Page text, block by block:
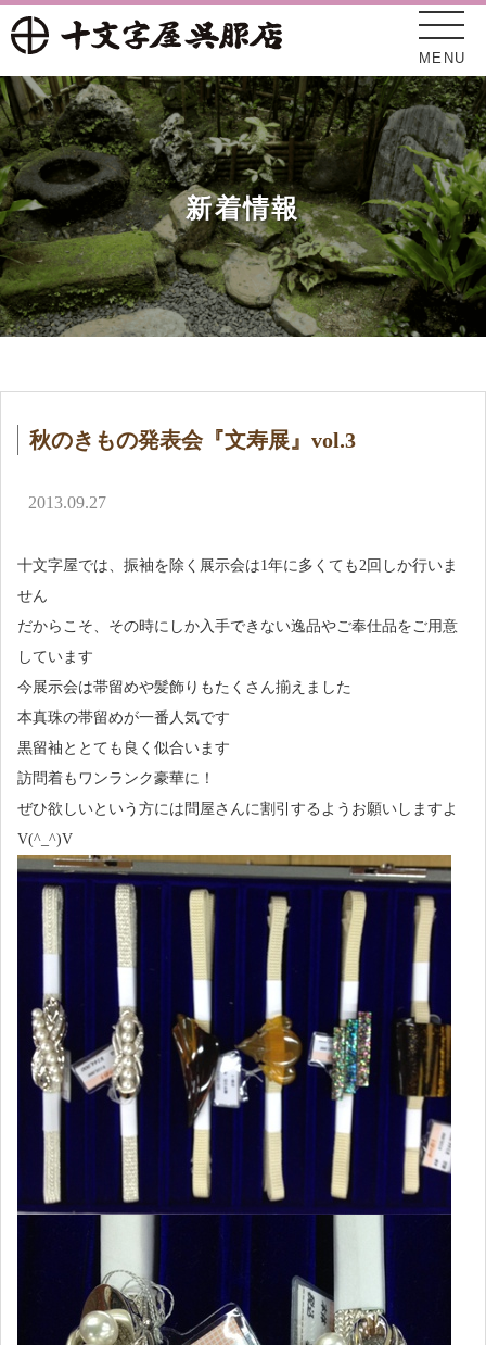
MENU
新着情報
十文字屋について
オンラインショップ
アクセス
新着情報
秋のきもの発表会『文寿展』vol.3
2013.09.27
十文字屋では、振袖を除く展示会は1年に多くても2回しか行いま
せん
だからこそ、その時にしか入手できない逸品やご奉仕品をご用意
しています
今展示会は帯留めや髪飾りもたくさん揃えました
本真珠の帯留めが一番人気です
黒留袖ととても良く似合います
訪問着もワンランク豪華に！
ぜひ欲しいという方には問屋さんに割引するようお願いしますよ
V(^_^)V